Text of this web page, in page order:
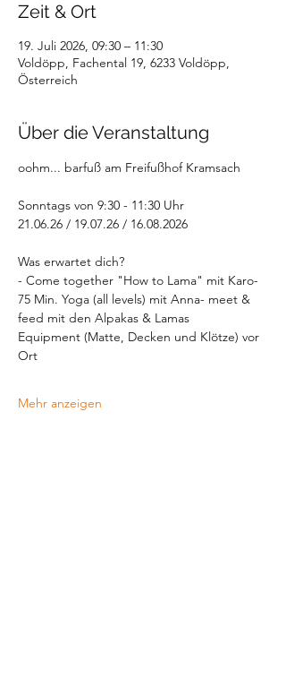
Zeit & Ort
19. Juli 2026, 09:30 – 11:30
Voldöpp, Fachental 19, 6233 Voldöpp,
Österreich
Über die Veranstaltung
oohm... barfuß am Freifußhof Kramsach
Sonntags von 9:30 - 11:30 Uhr
21.06.26 / 19.07.26 / 16.08.2026
Was erwartet dich?
- Come together "How to Lama" mit Karo-
75 Min. Yoga (all levels) mit Anna- meet &
feed mit den Alpakas & Lamas
Equipment (Matte, Decken und Klötze) vor
Ort
Mehr anzeigen